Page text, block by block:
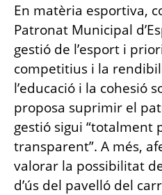
En matèria esportiva,
Patronat Municipal
gestió de l’esport i
competitius i la
l’educació i la cohesió
proposa suprimir el
gestió sigui “totalment
transparent”. A més,
valorar la possibilitat
d’ús del pavelló del